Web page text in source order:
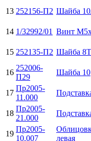
13 252156-П2 Шайба
14 1/32992/01 Винт
15 252135-П2 Шайба
16
252006-
П29
Шайба 10
17
Пр2005-
11.000
18
Пр2005-
21.000
19
Пр2005-
10.007
левая